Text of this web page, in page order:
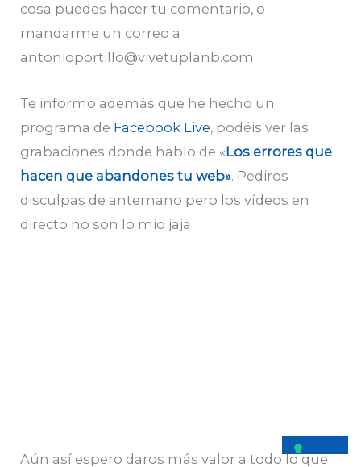
cosa puedes hacer tu comentario, o
mandarme un correo a
antonioportillo@vivetuplanb.com
Te informo además que he hecho un
programa de Facebook Live, podéis ver las
grabaciones donde hablo de «Los errores que
hacen que abandones tu web». Pediros
disculpas de antemano pero los vídeos en
directo no son lo mio jaja
Aún así espero daros más valor a todo lo que